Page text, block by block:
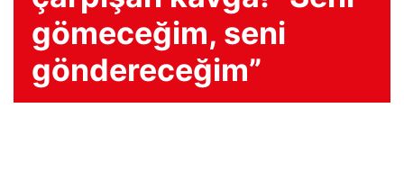
gömeceğim, seni
göndereceğim”